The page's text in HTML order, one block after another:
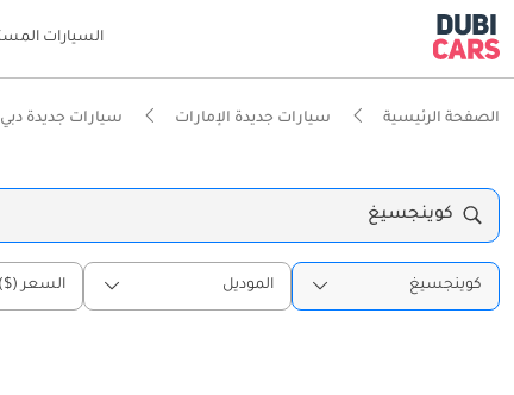
السيارات
الصفحة الرئيسية سيارات جديدة الإمارات سيارات جديدة دبي
كوينجسيغ
كوينجسيغ الموديل السعر ($)